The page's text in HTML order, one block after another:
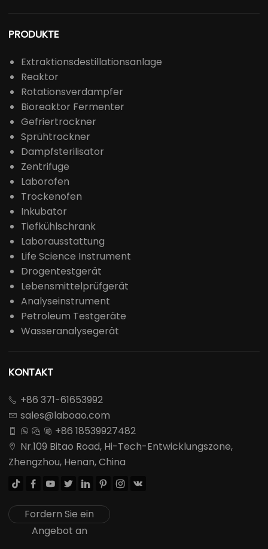
PRODUKTE
Extraktionsdestillationsanlage
Reaktor
Rotationsverdampfer
Bioreaktor Fermenter
Gefriertrockner
Sprühtrockner
Dampfsterilisator
Zentrifuge
Laborofen
Trockenofen
Inkubator
Tiefkühlschrank
Laborausstattung
Life Science Instrument
Drogentestgerät
Lebensmittelprüfgerät
Analyseinstrument
Petroleum Testgeräte
Wasseranalysegerät
KONTAKT
 +86 371-61653992
 sales@laboao.com
    +86 18539927482

Nr.109 Bitao Road, Hi-Tech-Entwicklungszone,
Zhengzhou, Henan, China
       
Fordern Sie ein
Angebot an